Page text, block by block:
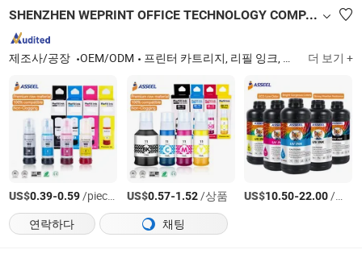
SHENZHEN WEPRINT OFFICE TECHNOLOGY COMPANY LIMITED
제조사/공장 OEM/ODM 프린터 카트리지, 리필 잉크, 잉크 카트리지, 토너 파우더, 토너 카트리지, 드럼 유닛, 프린트 헤드, 복사기 토너 카트리지, 퓨저 필름 슬리브, 퓨저 유닛 더 보기 +
US$0.39-0.59/pieces US$0.57-1.52/상품 US$10.50-22.00/상품
연락하다
채팅